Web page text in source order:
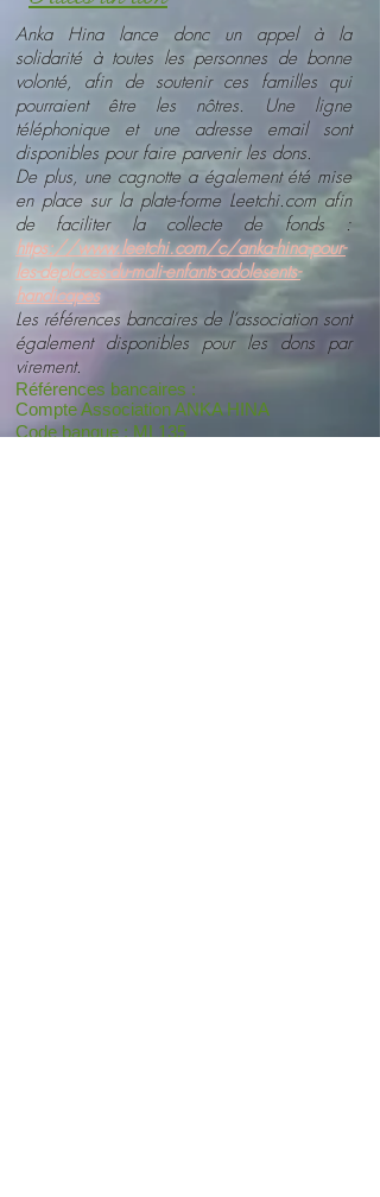
Anka Hina lance donc un appel à la
solidarité à toutes les personnes de bonne
volonté, afin de soutenir ces familles qui
pourraient être les nôtres. Une ligne
téléphonique et une adresse email sont
disponibles pour faire parvenir les dons.
De plus, une cagnotte a également été mise
en place sur la plate-forme Leetchi.com afin
de faciliter la collecte de fonds :
https://www.leetchi.com/c/anka-hina-pour-
les-deplaces-du-mali-enfants-adolesents-
handicapes
Les références bancaires de l’association sont
également disponibles pour les dons par
virement.
Références bancaires :
Compte Association ANKA HINA
Code banque : ML135